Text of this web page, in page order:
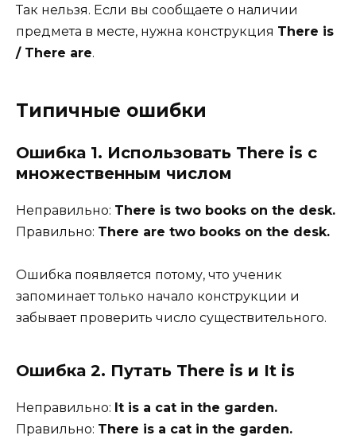
Так нельзя. Если вы сообщаете о наличии
предмета в месте, нужна конструкция There is
/ There are.
Типичные ошибки
Ошибка 1. Использовать There is с
множественным числом
Неправильно: There is two books on the desk.
Правильно: There are two books on the desk.
Ошибка появляется потому, что ученик
запоминает только начало конструкции и
забывает проверить число существительного.
Ошибка 2. Путать There is и It is
Неправильно: It is a cat in the garden.
Правильно: There is a cat in the garden.